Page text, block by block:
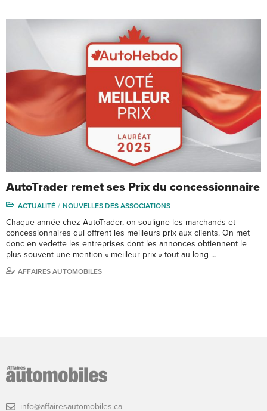
AutoTrader remet ses Prix du concessionnaire
ACTUALITÉ NOUVELLES DES ASSOCIATIONS
Chaque année chez AutoTrader, on souligne les marchands et
concessionnaires qui offrent les meilleurs prix aux clients. On met
donc en vedette les entreprises dont les annonces obtiennent le
plus souvent une mention « meilleur prix » tout au long …
AFFAIRES AUTOMOBILES
info@affairesautomobiles.ca